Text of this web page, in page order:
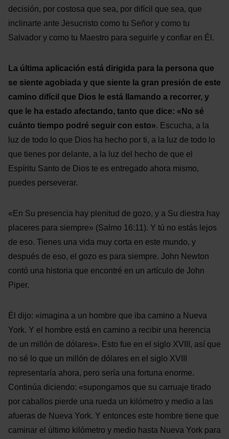
decisión, por costosa que sea, por difícil que sea, que
inclinarte ante Jesucristo como tu Señor y como tu
Salvador y como tu Maestro para seguirle y confiar en Él.
La última aplicación está dirigida para la persona que
se siente agobiada y que siente la gran presión de este
camino difícil que Dios le está llamando a recorrer, y
que le ha estado afectando, tanto que dice: «No sé
cuánto tiempo podré seguir con esto». Escucha, a la
luz de todo lo que Dios ha hecho por ti, a la luz de todo lo
que tienes por delante, a la luz del hecho de que el
Espíritu Santo de Dios te es entregado ahora mismo,
puedes perseverar.
«En Su presencia hay plenitud de gozo, y a Su diestra hay
placeres para siempre» (Salmo 16:11). Y tú no estás lejos
de eso. Tienes una vida muy corta en este mundo, y
después de eso, el gozo es para siempre. John Newton
contó una historia que encontré en un artículo de John
Piper.
Él dijo: «imagina a un hombre que iba camino a Nueva
York. Y el hombre está en camino a recibir una herencia
de un millón de dólares». Esto fue en el siglo XVIII, así que
no sé lo que un millón de dólares en el siglo XVIII
representaría ahora, pero sería una fortuna enorme.
Continúa diciendo: «supongamos que su carruaje tirado
por caballos pierde una rueda un kilómetro y medio a las
afueras de Nueva York. Y entonces este hombre tiene que
caminar el último kilómetro y medio hasta Nueva York para